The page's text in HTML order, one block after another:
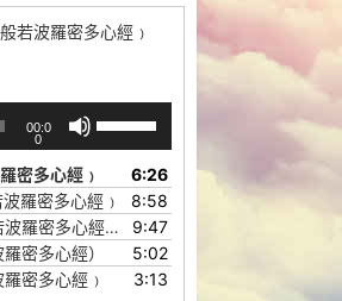
若波羅密多心經﹚
00:0
0
/
下
箭
头
键
密多心經﹚
6:26
羅密多心經﹚
8:58
羅密多心經﹚
9:47
密多心經）
5:02
密多心經﹚ 3:13